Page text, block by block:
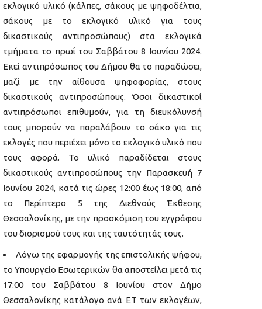
εκλογικό υλικό (κάλπες, σάκους με ψηφοδέλτια,
σάκους με το εκλογικό υλικό για τους
δικαστικούς αντιπροσώπους) στα εκλογικά
τμήματα το πρωί του Σαββάτου 8 Ιουνίου 2024.
Εκεί αντιπρόσωπος του Δήμου θα το παραδώσει,
μαζί με την αίθουσα ψηφοφορίας, στους
δικαστικούς αντιπροσώπους. Όσοι δικαστικοί
αντιπρόσωποι επιθυμούν, για τη διευκόλυνσή
τους μπορούν να παραλάβουν το σάκο για τις
εκλογές που περιέχει μόνο το εκλογικό υλικό που
τους αφορά. Το υλικό παραδίδεται στους
δικαστικούς αντιπροσώπους την Παρασκευή 7
Ιουνίου 2024, κατά τις ώρες 12:00 έως 18:00, από
το Περίπτερο 5 της Διεθνούς Έκθεσης
Θεσσαλονίκης, με την προσκόμιση του εγγράφου
του διορισμού τους και της ταυτότητάς τους.
Λόγω της εφαρμογής της επιστολικής ψήφου,
το Υπουργείο Εσωτερικών θα αποστείλει μετά τις
17:00 του Σαββάτου 8 Ιουνίου στον Δήμο
Θεσσαλονίκης κατάλογο ανά ΕΤ των εκλογέων,